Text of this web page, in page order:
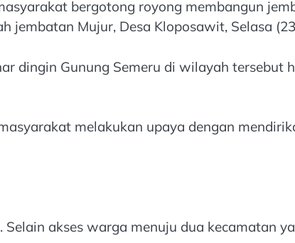
bergotong royong membangun
jembatan Mujur, Desa Kloposawit, Selasa
dingin Gunung Semeru di wilayah tersebut
melakukan upaya dengan
akses warga menuju dua kecamatan